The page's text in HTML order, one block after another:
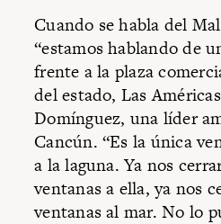
Cuando se habla del
“estamos hablando de
frente a la plaza
del estado, Las
Domínguez, una líder
Cancún. “Es la única
a la laguna. Ya nos
ventanas a ella, ya nos
ventanas al mar. No lo